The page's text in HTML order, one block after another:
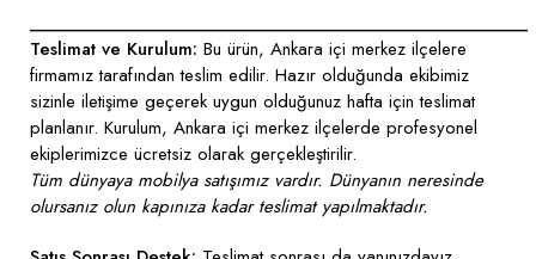
____________________________________________________
Teslimat ve Kurulum: Bu ürün, Ankara içi merkez ilçelere
firmamız tarafından teslim edilir. Hazır olduğunda ekibimiz
sizinle iletişime geçerek uygun olduğunuz hafta için teslimat
planlanır. Kurulum, Ankara içi merkez ilçelerde profesyonel
ekiplerimizce ücretsiz olarak gerçekleştirilir.
Tüm dünyaya mobilya satışımız vardır. Dünyanın neresinde
olursanız olun kapınıza kadar teslimat yapılmaktadır.